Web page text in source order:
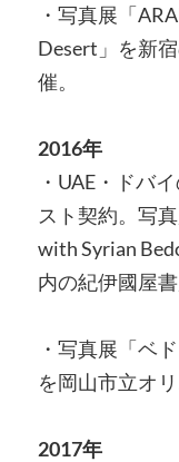
・写真展「
Desert」を新
催。
2016年
・UAE・ドバ
スト契約。写
with Syrian
内の紀伊國屋書
・写真展「ベ
を岡山市立オ
2017年